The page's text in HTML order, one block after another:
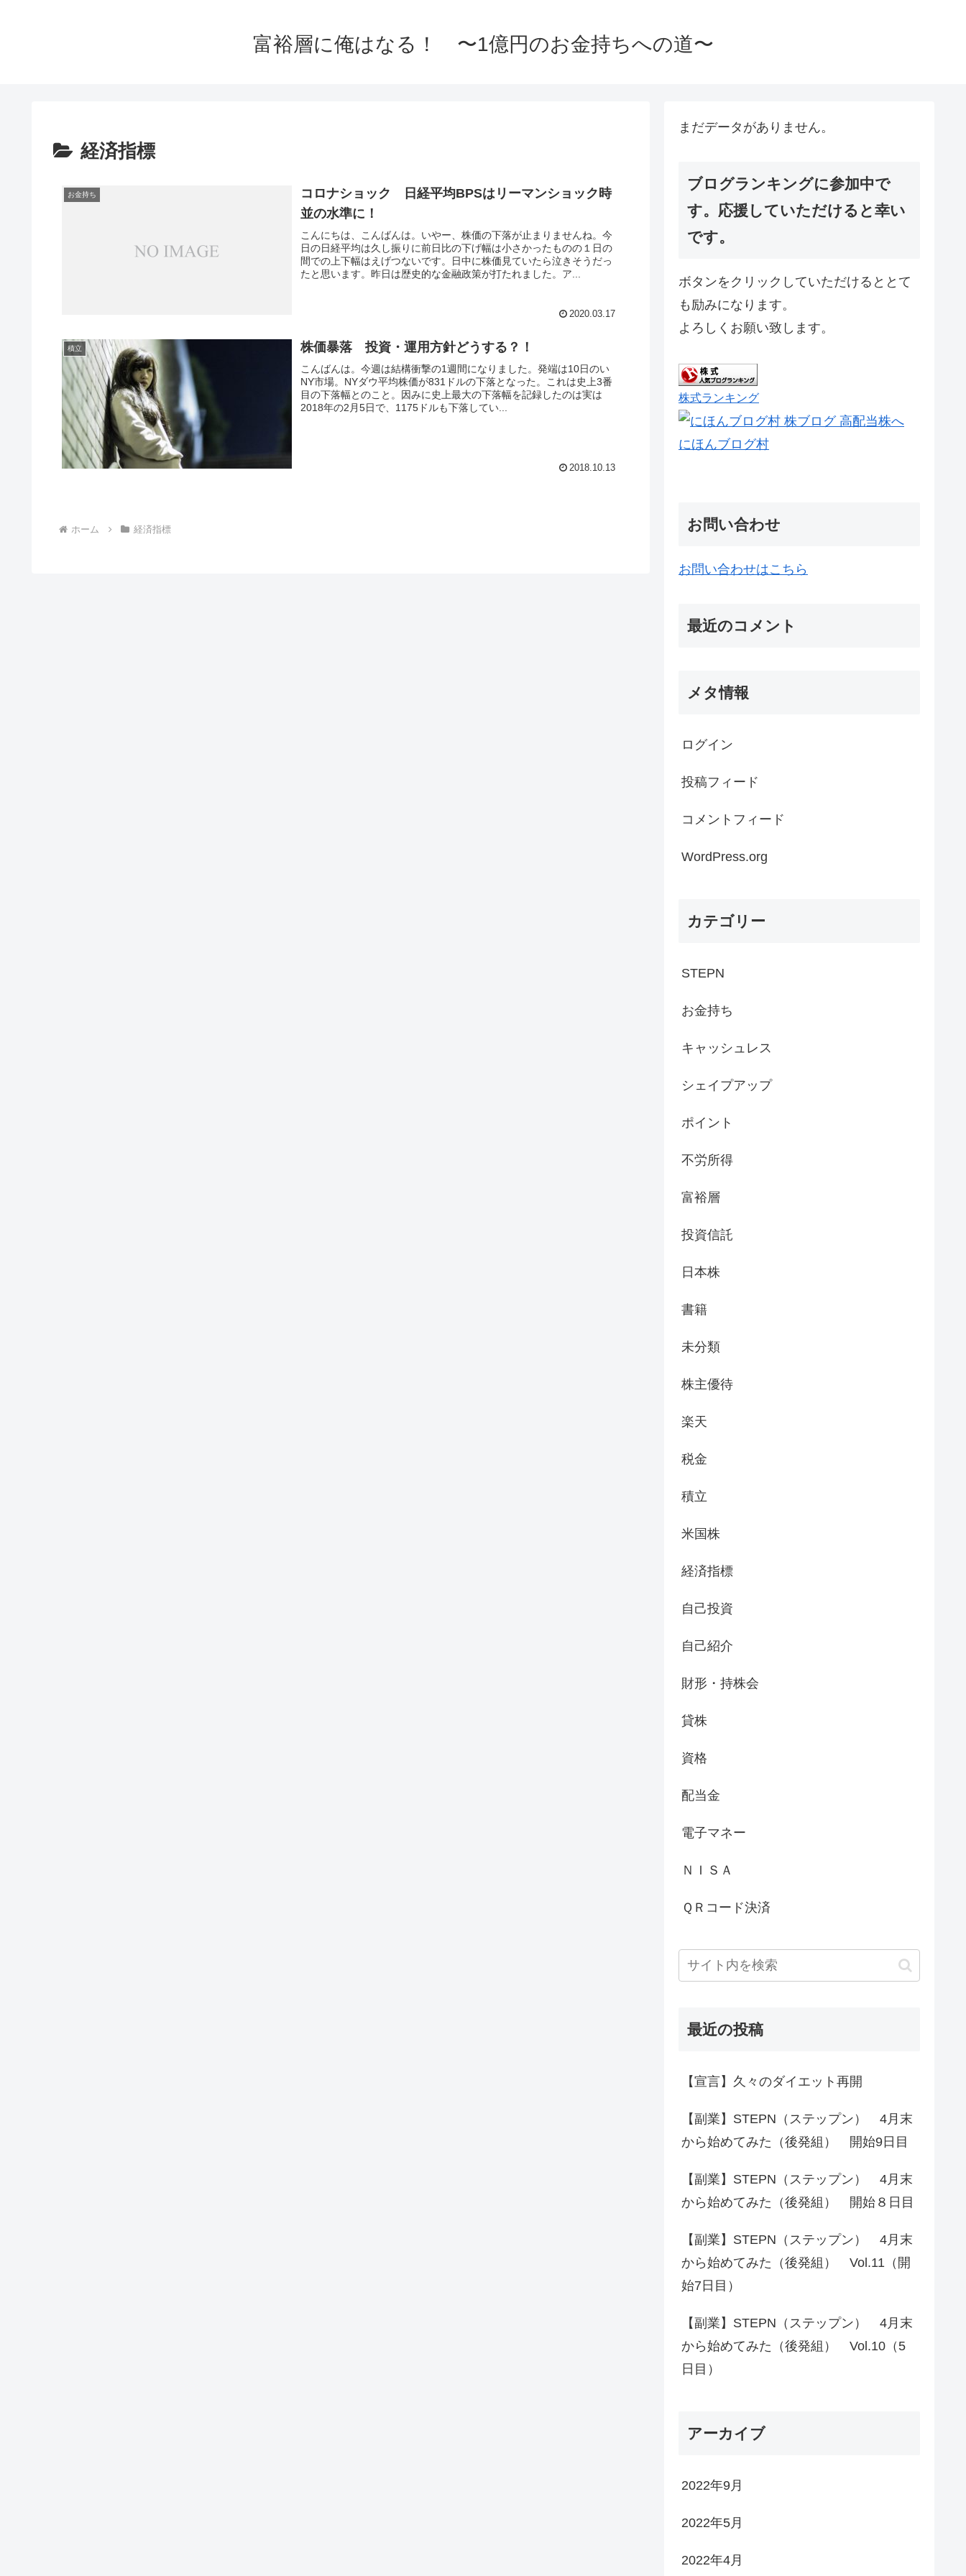
富裕層に俺はなる！ 〜1億円のお金持ちへの道〜
経済指標
お金持ち
コロナショック 日経平均BPSはリーマンショック時
並の水準に！
こんにちは、こんばんは。いやー、株価の下落が止まりませんね。今
日の日経平均は久し振りに前日比の下げ幅は小さかったものの１日の
間での上下幅はえげつないです。日中に株価見ていたら泣きそうだっ
たと思います。昨日は歴史的な金融政策が打たれました。ア...
2020.03.17
積立 株価暴落 投資・運用方針どうする？！
こんばんは。今週は結構衝撃の1週間になりました。発端は10日のい
NY市場。NYダウ平均株価が831ドルの下落となった。これは史上3番
目の下落幅とのこと。因みに史上最大の下落幅を記録したのは実は
2018年の2月5日で、1175ドルも下落してい...
2018.10.13
ホーム 経済指標
まだデータがありません。
ブログランキングに参加中で
す。応援していただけると幸い
です。
ボタンをクリックしていただけるととて
も励みになります。
よろしくお願い致します。
株式ランキング
にほんブログ村
お問い合わせ
お問い合わせはこちら
最近のコメント
メタ情報
ログイン
投稿フィード
コメントフィード
WordPress.org
カテゴリー
STEPN
お金持ち
キャッシュレス
シェイプアップ
ポイント
不労所得
富裕層
投資信託
日本株
書籍
未分類
株主優待
楽天
税金
積立
米国株
経済指標
自己投資
自己紹介
財形・持株会
貸株
資格
配当金
電子マネー
ＮＩＳＡ
ＱＲコード決済
最近の投稿
【宣言】久々のダイエット再開
【副業】STEPN（ステップン） 4月末
から始めてみた（後発組） 開始9日目
【副業】STEPN（ステップン） 4月末
から始めてみた（後発組） 開始８日目
【副業】STEPN（ステップン） 4月末
から始めてみた（後発組） Vol.11（開
始7日目）
【副業】STEPN（ステップン） 4月末
から始めてみた（後発組） Vol.10（5
日目）
アーカイブ
2022年9月
2022年5月
2022年4月